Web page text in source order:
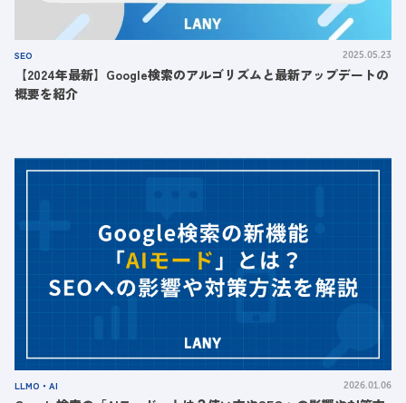
SEO 2025.05.23
【2024年最新】Google検索のアルゴリズムと最新アップデートの
概要を紹介
LLMO・AI 2026.01.06